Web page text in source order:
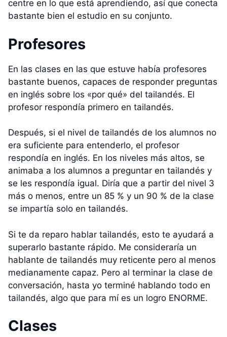
centre en lo que está aprendiendo, así que conecta
bastante bien el estudio en su conjunto.
Profesores
En las clases en las que estuve había profesores
bastante buenos, capaces de responder preguntas
en inglés sobre los «por qué» del tailandés. El
profesor respondía primero en tailandés.
Después, si el nivel de tailandés de los alumnos no
era suficiente para entenderlo, el profesor
respondía en inglés. En los niveles más altos, se
animaba a los alumnos a preguntar en tailandés y
se les respondía igual. Diría que a partir del nivel 3
más o menos, entre un 85 % y un 90 % de la clase
se impartía solo en tailandés.
Si te da reparo hablar tailandés, esto te ayudará a
superarlo bastante rápido. Me consideraría un
hablante de tailandés muy reticente pero al menos
medianamente capaz. Pero al terminar la clase de
conversación, hasta yo terminé hablando todo en
tailandés, algo que para mí es un logro ENORME.
Clases